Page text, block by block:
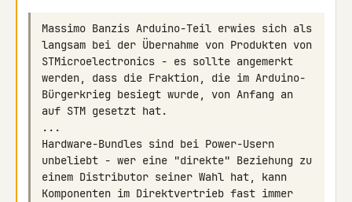
Massimo Banzis Arduino-Teil erwies sich als
langsam bei der Übernahme von Produkten von
STMicroelectronics - es sollte angemerkt
werden, dass die Fraktion, die im Arduino-
Bürgerkrieg besiegt wurde, von Anfang an
Hardware-Bundles sind bei Power-Usern
unbeliebt - wer eine "direkte" Beziehung zu
einem Distributor seiner Wahl hat, kann
Komponenten im Direktvertrieb fast immer